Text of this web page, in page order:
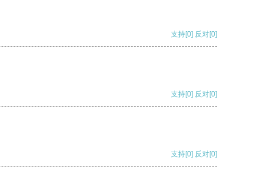
支持[0] 反对[0]
支持[0] 反对[0]
支持[0] 反对[0]